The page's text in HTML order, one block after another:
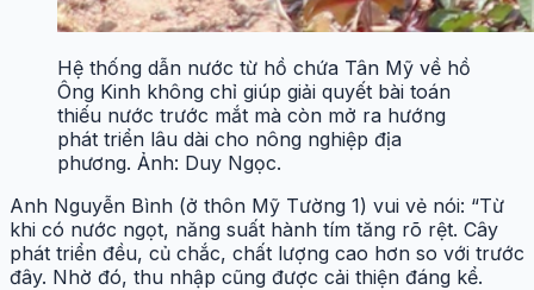
Hệ thống dẫn nước từ hồ chứa Tân Mỹ về hồ
Ông Kinh không chỉ giúp giải quyết bài toán
thiếu nước trước mắt mà còn mở ra hướng
phát triển lâu dài cho nông nghiệp địa
phương. Ảnh: Duy Ngọc.
Anh Nguyễn Bình (ở thôn Mỹ Tường 1) vui vẻ nói: “Từ
khi có nước ngọt, năng suất hành tím tăng rõ rệt. Cây
phát triển đều, củ chắc, chất lượng cao hơn so với trước
đây. Nhờ đó, thu nhập cũng được cải thiện đáng kể.